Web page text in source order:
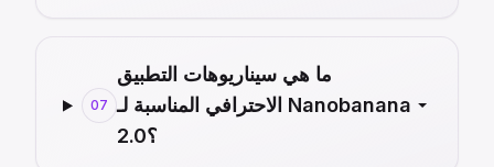
07
ما هي سيناريوهات التطبيق
الاحترافي المناسبة لـ Nanobanana
2.0؟